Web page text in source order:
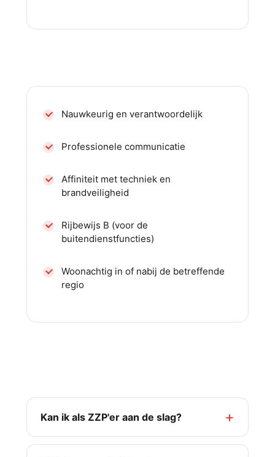
Nauwkeurig en verantwoordelijk
Professionele communicatie
Affiniteit met techniek en
brandveiligheid
Rijbewijs B (voor de
buitendienstfuncties)
Woonachtig in of nabij de betreffende
regio
Kan ik als ZZP'er aan de slag?